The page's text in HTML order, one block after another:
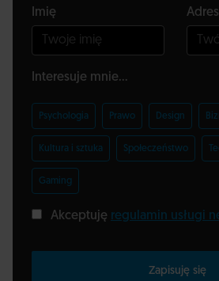
Imię
Interesuje mnie...
Psychologia Prawo Design
Kultura i sztuka Społeczeństwo
Gaming
Akceptuję regulamin usługi
Zapisuję się